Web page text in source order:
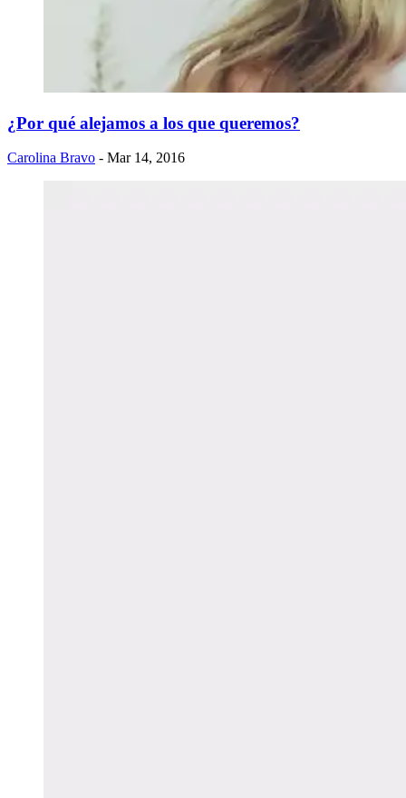
¿Por qué alejamos a los que queremos?
Carolina Bravo - Mar 14, 2016